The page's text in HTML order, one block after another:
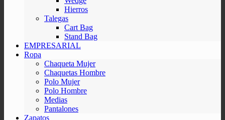
Hierros
Talegas
Cart Bag
Stand Bag
EMPRESARIAL
Ropa
Chaqueta Mujer
Chaquetas Hombre
Polo Mujer
Polo Hombre
Medias
Pantalones
Zapatos